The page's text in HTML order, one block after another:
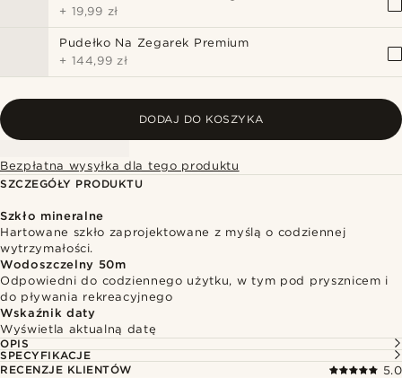
+ 19,99 zł
Pudełko Na Zegarek Premium
+ 144,99 zł
DODAJ DO KOSZYKA
Bezpłatna wysyłka dla tego produktu
SZCZEGÓŁY PRODUKTU
Szkło mineralne
Hartowane szkło zaprojektowane z myślą o codziennej
wytrzymałości.
Wodoszczelny 50m
Odpowiedni do codziennego użytku, w tym pod prysznicem i
do pływania rekreacyjnego
Wskaźnik daty
Wyświetla aktualną datę
OPIS
SPECYFIKACJE
RECENZJE KLIENTÓW
5.0